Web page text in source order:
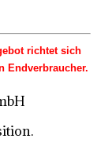
richtet sich
Endverbraucher.